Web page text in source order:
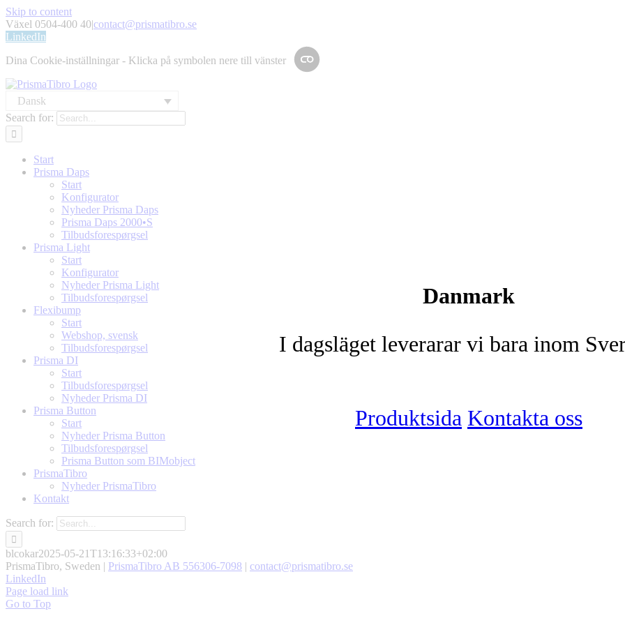
Skip to content
Växel 0504-400 40|contact@prismatibro.se
LinkedIn
Dina Cookie-inställningar - Klicka på symbolen nere till vänster
Dansk
Search for:
Start
Prisma Daps
Start
Konfigurator
Nyheder Prisma Daps
Prisma Daps 2000•S
Tilbudsforespørgsel
Prisma Light
Start
Konfigurator
Nyheder Prisma Light
Tilbudsforespørgsel
Flexibump
Start
Webshop, svensk
Tilbudsforespørgsel
Prisma DI
Start
Tilbudsforespørgsel
Nyheder Prisma DI
Prisma Button
Start
Nyheder Prisma Button
Tilbudsforespørgsel
Prisma Button som BIMobject
PrismaTibro
Nyheder PrismaTibro
Kontakt
Search for:
blcokar2025-05-21T13:16:33+02:00
Danmark
I dagsläget leverarar vi bara inom
Produktsida Kontakta oss
PrismaTibro, Sweden | PrismaTibro AB 556306-7098 | contact@prismatibro.se
LinkedIn
Page load link
Go to Top